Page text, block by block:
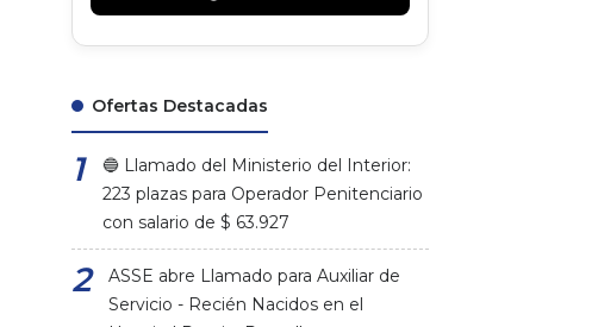
Ofertas Destacadas
🔵 Llamado del Ministerio del Interior:
223 plazas para Operador Penitenciario
con salario de $ 63.927
ASSE abre Llamado para Auxiliar de
Servicio - Recién Nacidos en el